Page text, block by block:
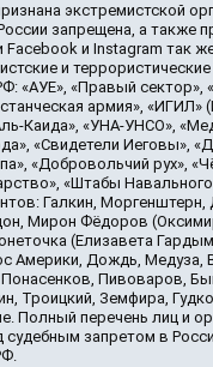
экстремистской
запрещена, а также
Facebook и Instagram так
и террористические
«АУЕ», «Правый сектор»,
армия», «ИГИЛ»
Каида», «УНА-УНСО»,
«Свидетели Иеговы»,
«Добровольчий рух»,
«Штабы
Галкин,
Мирон Фёдоров
(Елизавета
Америки, Дождь, Медуза,
Пивоваров,
Троицкий, Земфира,
Полный перечень лиц и
судебным запретом в